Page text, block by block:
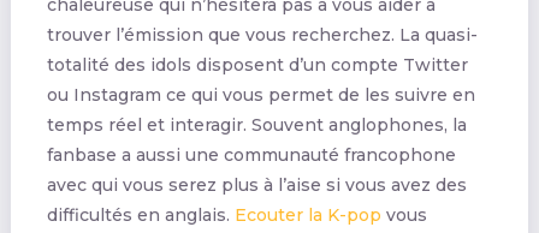
chaleureuse qui n’hésitera pas à vous aider à
trouver l’émission que vous recherchez. La quasi-
totalité des idols disposent d’un compte Twitter
ou Instagram ce qui vous permet de les suivre en
temps réel et interagir. Souvent anglophones, la
fanbase a aussi une communauté francophone
avec qui vous serez plus à l’aise si vous avez des
difficultés en anglais. Ecouter la K-pop vous